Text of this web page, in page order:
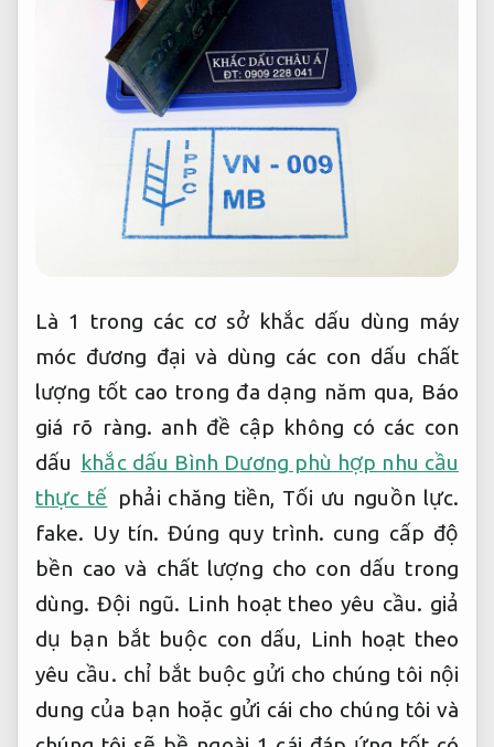
Là 1 trong các cơ sở khắc dấu dùng máy
móc đương đại và dùng các con dấu chất
lượng tốt cao trong đa dạng năm qua, Báo
giá rõ ràng. anh đề cập không có các con
dấu khắc dấu Bình Dương phù hợp nhu cầu
thực tế phải chăng tiền, Tối ưu nguồn lực.
fake. Uy tín. Đúng quy trình. cung cấp độ
bền cao và chất lượng cho con dấu trong
dùng.Đội ngũ. Linh hoạt theo yêu cầu. giả
dụ bạn bắt buộc con dấu, Linh hoạt theo
yêu cầu. chỉ bắt buộc gửi cho chúng tôi nội
dung của bạn hoặc gửi cái cho chúng tôi và